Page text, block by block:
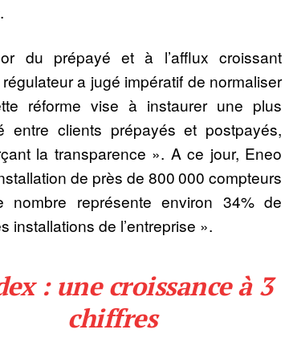
du prépayé et à l’afflux croissant
a jugé impératif de normaliser
réforme vise à instaurer une plus
entre clients prépayés et postpayés,
la transparence ». A ce jour, Eneo
de près de 800 000 compteurs
nombre représente environ 34% de
installations de l’entreprise ».
: une croissance à 3
chiffres